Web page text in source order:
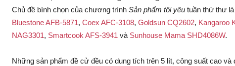
Chủ đề bình chọn của chương trình Sản phẩm tôi yêu tuần thứ thư là
Bluestone AFB-5871, Coex AFC-3108, Goldsun CQ2602, Kangaroo
NAG3301, Smartcook AFS-3941 và Sunhouse Mama SHD4086W.
Những sản phẩm đề cử đều có dung tích trên 5 lít, công suất cao